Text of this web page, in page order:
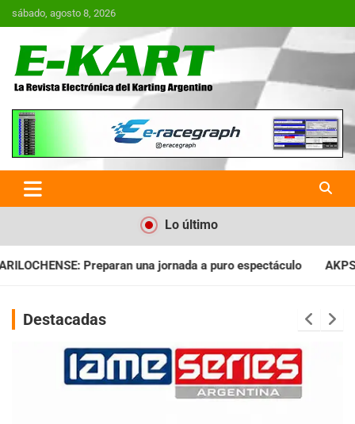
Saltar
al
sábado, agosto 8, 2026
E-Kart.com.ar | La Revista
Electrónica del Karting en
Argentina
Lo último
a puro espectáculo AKPS: Intervino la IGJ y oficializó el
Destacadas